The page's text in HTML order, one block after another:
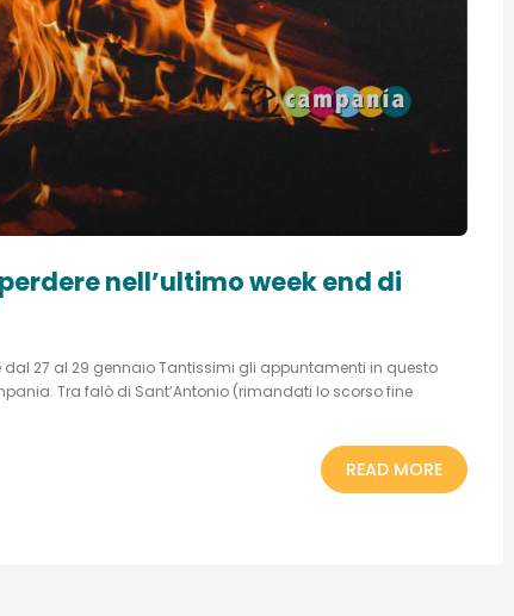
nell’ultimo week end di
27 al 29 gennaio Tantissimi gli appuntamenti in questo
Tra falò di Sant’Antonio (rimandati lo scorso fine
READ MORE